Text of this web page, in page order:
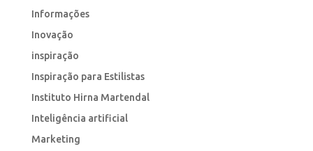
Informações
Inovação
inspiração
Inspiração para Estilistas
Instituto Hirna Martendal
Inteligência artificial
Marketing